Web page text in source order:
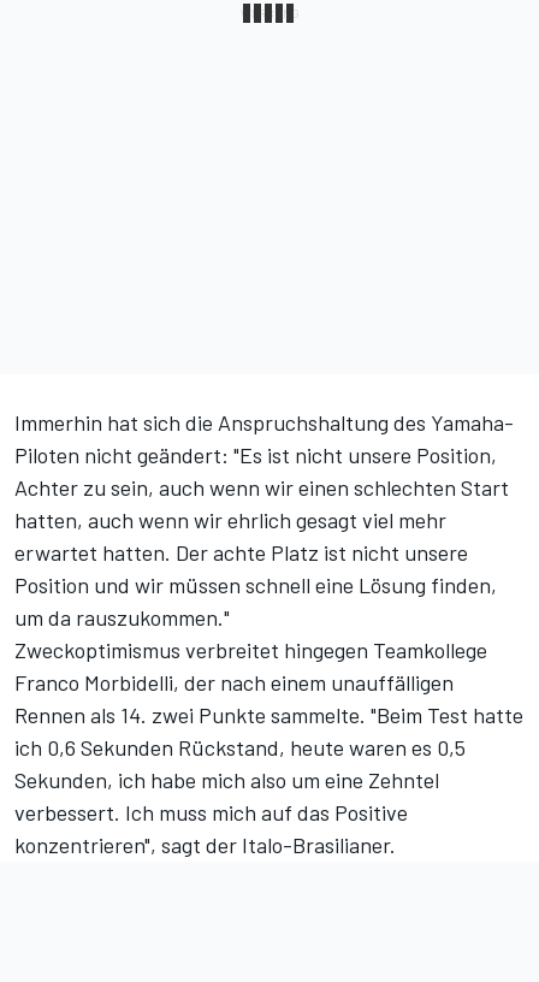
Immerhin hat sich die Anspruchshaltung des Yamaha-
Piloten nicht geändert: "Es ist nicht unsere Position,
Achter zu sein, auch wenn wir einen schlechten Start
hatten, auch wenn wir ehrlich gesagt viel mehr
erwartet hatten. Der achte Platz ist nicht unsere
Position und wir müssen schnell eine Lösung finden,
um da rauszukommen."
Zweckoptimismus verbreitet hingegen Teamkollege
Franco Morbidelli, der nach einem unauffälligen
Rennen als 14. zwei Punkte sammelte. "Beim Test hatte
ich 0,6 Sekunden Rückstand, heute waren es 0,5
Sekunden, ich habe mich also um eine Zehntel
verbessert. Ich muss mich auf das Positive
konzentrieren", sagt der Italo-Brasilianer.